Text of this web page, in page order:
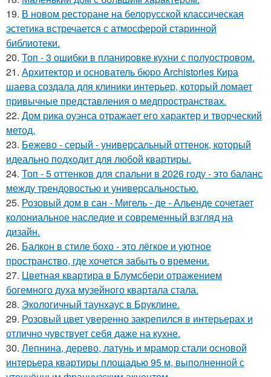
19. В новом ресторане на белорусской классическая
эстетика встречается с атмосферой старинной
библиотеки.
20. Топ - 3 ошибки в планировке кухни с полуостровом.
21. Архитектор и основатель бюро Archistories Кира
шаева создала для клиники интерьер, который ломает
привычные представления о медпространствах.
22. Дом рика оуэнса отражает его характер и творческий
метод.
23. Бежево - серый - универсальный оттенок, который
идеально подходит для любой квартиры.
24. Топ - 5 оттенков для спальни в 2026 году - это баланс
между трендовостью и универсальностью.
25. Розовый дом в сан - Мигель - де - Альенде сочетает
колониальное наследие и современный взгляд на
дизайн.
26. Балкон в стиле бохо - это лёгкое и уютное
пространство, где хочется забыть о времени.
27. Цветная квартира в Блумсбери отражением
богемного духа музейного квартала стала.
28. Экологичный таунхаус в Бруклине.
29. Розовый цвет уверенно закрепился в интерьерах и
отлично чувствует себя даже на кухне.
30. Лепнина, дерево, латунь и мрамор стали основой
интерьера квартиры площадью 95 м, выполненной с